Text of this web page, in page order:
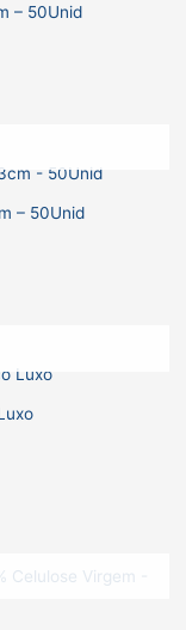
– 50Unid
– 50Unid